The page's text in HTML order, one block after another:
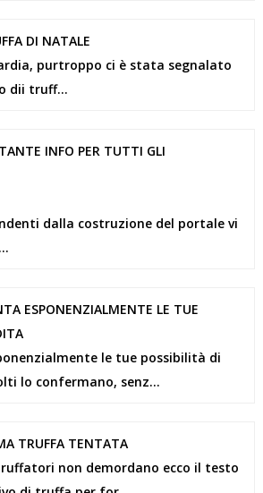
DI NATALE
purtroppo ci è stata segnalato
dii truff...
INFO PER TUTTI GLI
dalla costruzione del portale vi
ESPONENZIALMENTE LE TUE
le tue possibilità di
lo confermano, senz...
TRUFFA TENTATA
non demordano ecco il testo